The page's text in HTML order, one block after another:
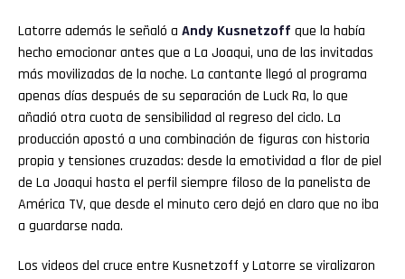
Latorre además le señaló a Andy Kusnetzoff que la había
hecho emocionar antes que a La Joaqui, una de las invitadas
más movilizadas de la noche. La cantante llegó al programa
apenas días después de su separación de Luck Ra, lo que
añadió otra cuota de sensibilidad al regreso del ciclo. La
producción apostó a una combinación de figuras con historia
propia y tensiones cruzadas: desde la emotividad a flor de piel
de La Joaqui hasta el perfil siempre filoso de la panelista de
América TV, que desde el minuto cero dejó en claro que no iba
a guardarse nada.
Los videos del cruce entre Kusnetzoff y Latorre se viralizaron